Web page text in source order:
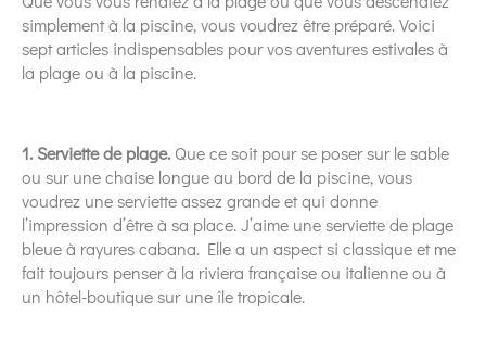
simplement à la piscine, vous voudrez être préparé. Voici
sept articles indispensables pour vos aventures estivales à
la plage ou à la piscine.
1. Serviette de plage. Que ce soit pour se poser sur le sable
ou sur une chaise longue au bord de la piscine, vous
voudrez une serviette assez grande et qui donne
l’impression d’être à sa place. J’aime une serviette de plage
bleue à rayures cabana. Elle a un aspect si classique et me
fait toujours penser à la riviera française ou italienne ou à
un hôtel-boutique sur une île tropicale.